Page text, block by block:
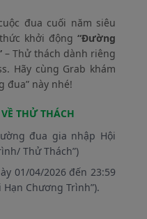
đua cuối năm siêu
khởi động “Đường
– Thử thách dành riêng
Hãy cùng Grab khám
đua” này nhé!
THỬ THÁCH
đua gia nhập Hội
Thử Thách”)
01/04/2026 đến 23:59
Hạn Chương Trình”).